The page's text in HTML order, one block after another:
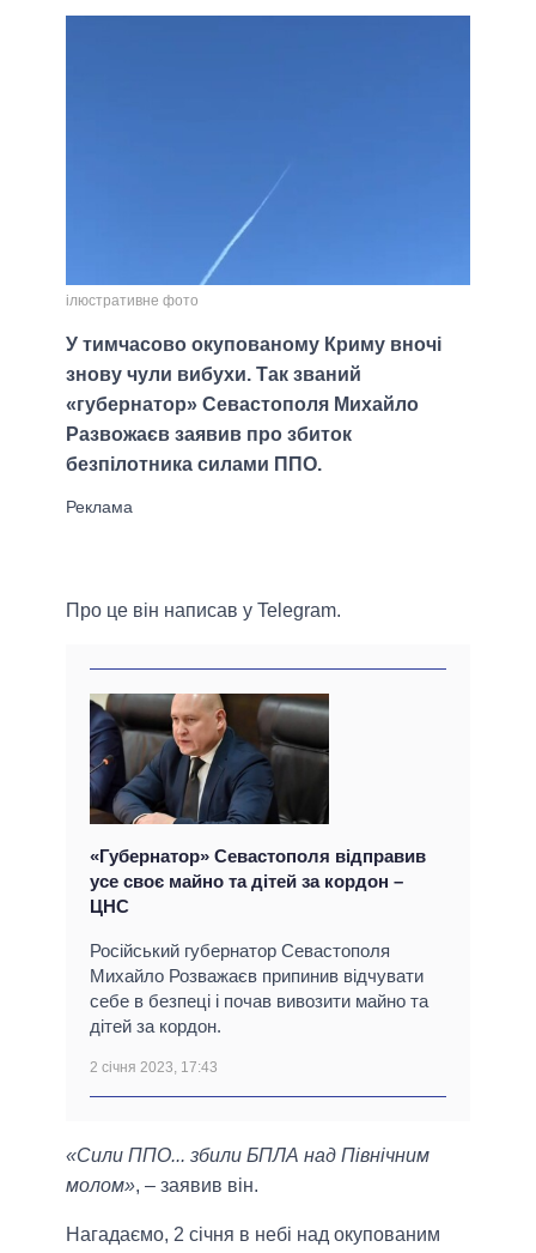
ілюстративне фото
У тимчасово окупованому Криму вночі
знову чули вибухи. Так званий
«губернатор» Севастополя Михайло
Развожаєв заявив про збиток
безпілотника силами ППО.
Про це він написав у Telegram.
«Губернатор» Севастополя відправив
усе своє майно та дітей за кордон –
ЦНС
Російський губернатор Севастополя
Михайло Розважаєв припинив відчувати
себе в безпеці і почав вивозити майно та
дітей за кордон.
2 січня 2023, 17:43
«Сили ППО... збили БПЛА над Північним
молом», – заявив він.
Нагадаємо, 2 січня в небі над окупованим